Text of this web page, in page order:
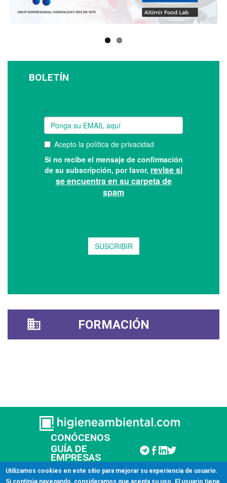
BOLETÍN
FORMACIÓN
CONÓCENOS
GUÍA DE
EMPRESAS
CONTACTAR
Utilizamos cookies en este sitio para mejorar su experiencia de usuario.
Si continúa navegando, consideramos que acepta su uso. El usuario tiene